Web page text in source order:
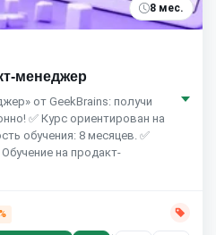
8 мес.
менеджер
от GeekBrains: получи
✅ Курс ориентирован на
обучения: 8 месяцев. ✅
на продакт-